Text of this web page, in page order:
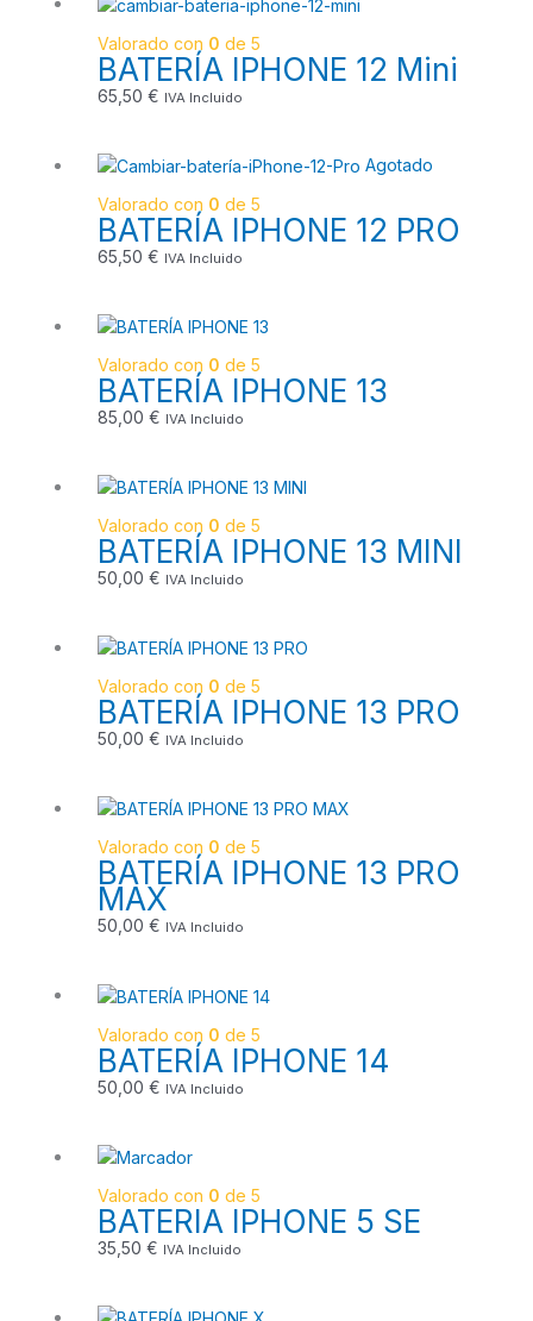
Valorado con 0 de 5
BATERÍA IPHONE 12 Mini
65,50 € IVA Incluido
Agotado
Valorado con 0 de 5
BATERÍA IPHONE 12 PRO
65,50 € IVA Incluido
Valorado con 0 de 5
BATERÍA IPHONE 13
85,00 € IVA Incluido
Valorado con 0 de 5
BATERÍA IPHONE 13 MINI
50,00 € IVA Incluido
Valorado con 0 de 5
BATERÍA IPHONE 13 PRO
50,00 € IVA Incluido
Valorado con 0 de 5
BATERÍA IPHONE 13 PRO
MAX
50,00 € IVA Incluido
Valorado con 0 de 5
BATERÍA IPHONE 14
50,00 € IVA Incluido
Valorado con 0 de 5
BATERIA IPHONE 5 SE
35,50 € IVA Incluido